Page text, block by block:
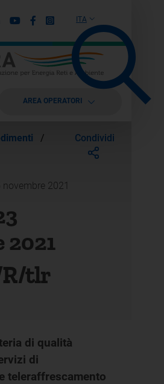
ITA
LinkedinYoutubeFacebook
Instagram
AREA OPERATORI
/
Condividi
2021
2021
R/tlr
di qualità
di
teleraffrescamento